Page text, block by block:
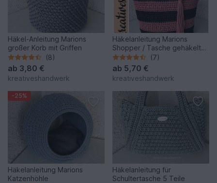
Häkel-Anleitung Marions
großer Korb mit Griffen
(8)
ab 3,80 €
kreativeshandwerk
Häkelanleitung Marions
Shopper / Tasche gehäkelt
aus Ropegarn
(7)
ab 5,70 €
kreativeshandwerk
-25%
Häkelanleitung Marions
Katzenhöhle
Häkelanleitung für
Schultertasche 5 Teile